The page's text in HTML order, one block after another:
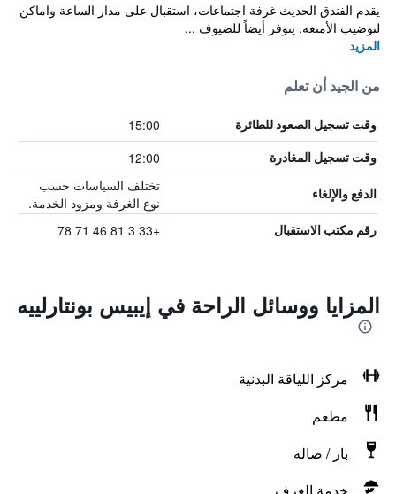
يقدم الفندق الحديث غرفة اجتماعات، استقبال على مدار الساعة واماكن
لتوضيب الأمتعة. يتوفر أيضاً للضيوف ...
المزيد
من الجيد أن تعلم
وقت تسجيل الصعود للطائرة 15:00
وقت تسجيل المغادرة 12:00
الدفع والإلغاء
تختلف السياسات حسب
نوع الغرفة ومزود الخدمة.
رقم مكتب الاستقبال +33 3 81 46 71 78
المزايا ووسائل الراحة في إيبيس بونتارلييه
مركز اللياقة البدنية
مطعم
بار / صالة